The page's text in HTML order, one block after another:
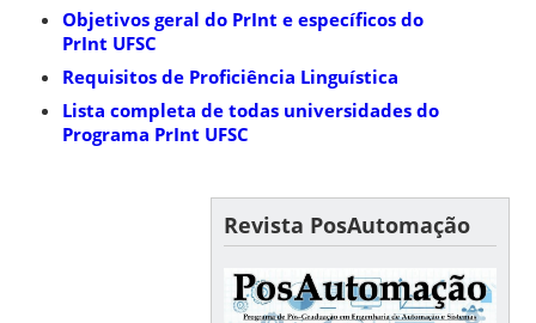
Objetivos geral do PrInt e específicos do
PrInt UFSC
Requisitos de Proficiência Linguística
Lista completa de todas universidades do
Programa PrInt UFSC
Revista PosAutomação